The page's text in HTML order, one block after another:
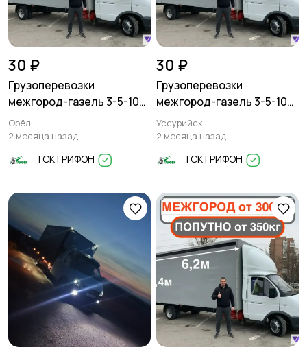
30 ₽
Грузоперевозки
межгород-газель 3-5-10
тонн
Орёл
2 месяца назад
ТСК ГРИФОН
30 ₽
Грузоперевозки
межгород-газель 3-5-10
тонн
Уссурийск
2 месяца назад
ТСК ГРИФОН